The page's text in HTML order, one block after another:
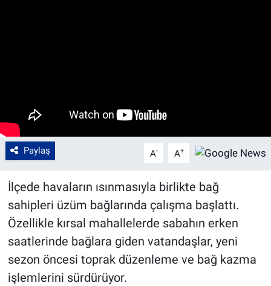
Paylaş A- A+
İlçede havaların ısınmasıyla birlikte bağ
sahipleri üzüm bağlarında çalışma başlattı.
Özellikle kırsal mahallelerde sabahın erken
saatlerinde bağlara giden vatandaşlar, yeni
sezon öncesi toprak düzenleme ve bağ kazma
işlemlerini sürdürüyor.